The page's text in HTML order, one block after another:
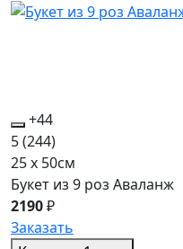
+44
5(244)
25 x 50см
Букет из 9 роз Аваланж
2190₽
Заказать